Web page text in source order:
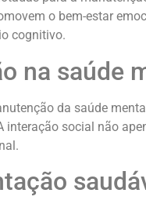
o bem-estar
cognitivo.
na saúde
da saúde
interação social não